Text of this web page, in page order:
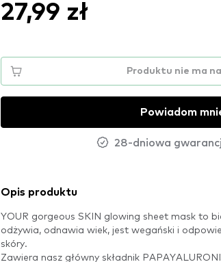
27,99 zł
Produktu nie ma
Powiadom
28-dniowa
Opis produktu
YOUR gorgeous SKIN glowing sheet mask to
odżywia, odnawia wiek, jest wegański i
skóry.
Zawiera nasz główny składnik